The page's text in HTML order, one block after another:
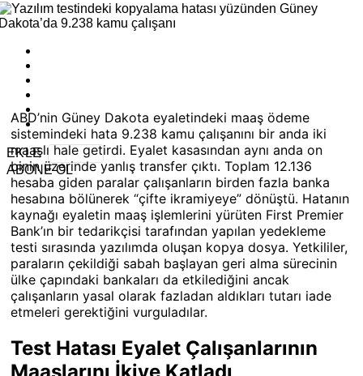
EKLE
ABONE OL
ABD’nin Güney Dakota eyaletindeki maaş ödeme
sistemindeki hata 9.238 kamu çalışanını bir anda iki
maaşlı hale getirdi. Eyalet kasasından aynı anda on
binin üzerinde yanlış transfer çıktı. Toplam 12.136
hesaba giden paralar çalışanların birden fazla banka
hesabına bölünerek “çifte ikramiyeye” dönüştü. Hatanın
kaynağı eyaletin maaş işlemlerini yürüten First Premier
Bank’ın bir tedarikçisi tarafından yapılan yedekleme
testi sırasında yazılımda oluşan kopya dosya. Yetkililer,
paraların çekildiği sabah başlayan geri alma sürecinin
ülke çapındaki bankaları da etkilediğini ancak
çalışanların yasal olarak fazladan aldıkları tutarı iade
etmeleri gerektiğini vurguladılar.
Test Hatası Eyalet Çalışanlarının